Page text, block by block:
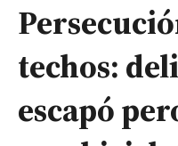
techos:
escapó